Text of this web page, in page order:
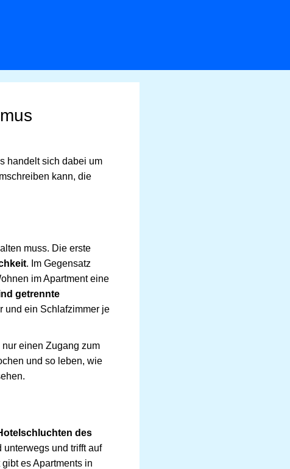
handelt sich dabei um
kann, die
muss. Die erste
. Im Gegensatz
im Apartment eine
getrennte
und ein Schlafzimmer je
einen Zugang zum
und so leben, wie
des
unterwegs und trifft auf
es Apartments in